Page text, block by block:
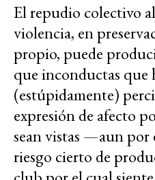
El repudio colectivo
violencia, en
propio, puede
que inconductas que
(estúpidamente)
expresión de afecto
sean vistas —aun
riesgo cierto de